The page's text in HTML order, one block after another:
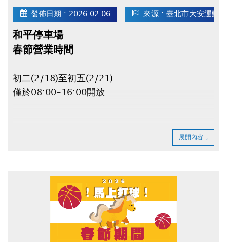
發佈日期 : 2026.02.06 來源 : 臺北市大安運動
和平停車場
春節營業時間
初二(2/18)至初五(2/21)
僅於08:00-16:00開放
● 停車場非營業時間不得進出，場內車輛停車費持
● 臨停客及日間季租客人，最晚須於
2/15(日)23:00前離場，否則須等到
2/18(三)08:00才可取車，且費用會一直累績計
展開內容